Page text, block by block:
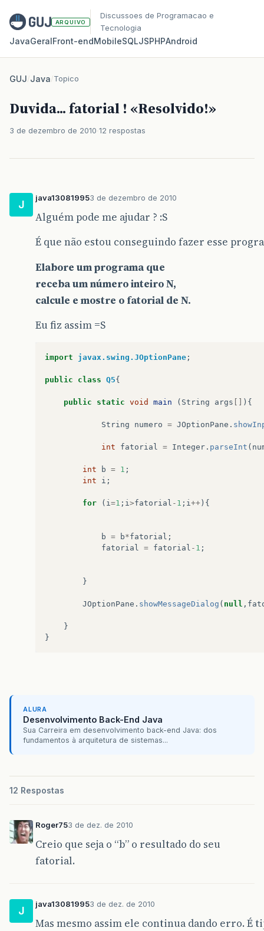
ARQUIVO
Discussoes de Programacao e
Tecnologia
JavaGeralFront‑endMobileSQLJSPHPAndroid
GUJ/Java/Topico
Duvida... fatorial ! «Resolvido!»
3 de dezembro de 2010 12 respostas
J
java130819953 de dezembro de 2010
Alguém pode me ajudar ? :S
É que não estou conseguindo fazer esse
Elabore um programa que
receba um número inteiro N,
calcule e mostre o fatorial de N.
Eu fiz assim =S
import javax.swing.JOptionPane ;
public class Q5{
public static void main ( String args ){
String numero = JOptionPane .
int fatorial = Integer . parseInt (
int b = 1 ;
int
i ;
for ( i =1 ; i >fatorial - 1 ; i ++ ){
b = b*fatorial ;
fatorial
= fatorial - 1 ;
}
JOptionPane . showMessageDialog ( null ,
}
}
ALURA
Desenvolvimento Back-End Java
Sua Carreira em desenvolvimento back-end Java: dos
fundamentos à arquitetura de sistemas...
12 Respostas
Roger753 de dez. de 2010
Creio que seja o “b” o resultado do seu
fatorial.
J
java130819953 de dez. de 2010
Mas mesmo assim ele continua dando erro. É